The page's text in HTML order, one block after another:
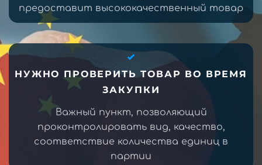
предоставит высококачественный товар
НУЖНО ПРОВЕРИТЬ ТОВАР ВО ВРЕМЯ
ЗАКУПКИ
Важный пункт, позволяющий
проконтролировать вид, качество,
соответствие количества единиц в
партии